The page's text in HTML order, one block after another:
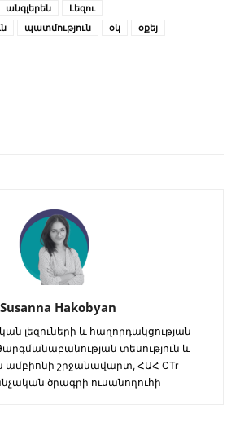
անգլերեն
Լեզու
պատմություն օկ օքեյ
Susanna Hakobyan
լեզուների և հաղորդակցության
տեսություն և
շրջանավարտ, ՀԱՀ CTr
ծրագրի ուսանողուհի